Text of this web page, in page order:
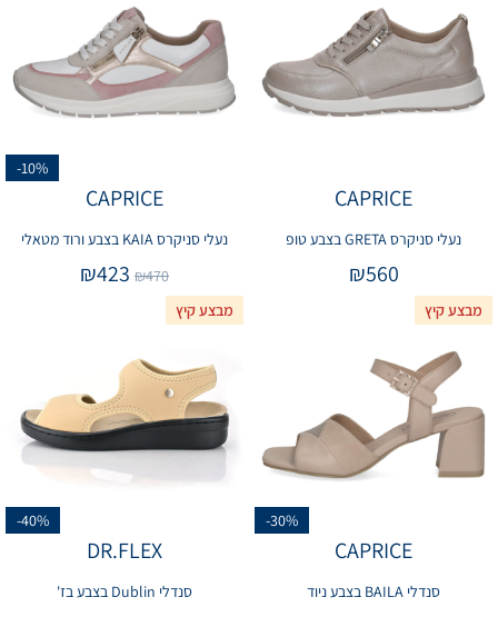
CAPRICE
נעלי סניקרס GRETA בצבע טופ
₪560
-10%
CAPRICE
נעלי סניקרס KAIA בצבע ורוד מטאלי
₪470
₪423
מבצע קיץ
-30%
CAPRICE
סנדלי BAILA בצבע ניוד
מבצע קיץ
-40%
DR.FLEX
סנדלי Dublin בצבע בז'